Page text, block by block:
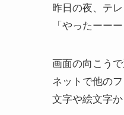
昨日の夜、テ
「やったーー
画面の向こう
ネットで他の
文字や絵文字